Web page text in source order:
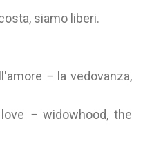
siamo liberi.
− la vedovanza,
− widowhood, the